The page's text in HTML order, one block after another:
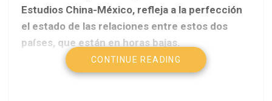
Estudios China-México, refleja a la perfección
el estado de las relaciones entre estos dos
países, que están en horas bajas.
CONTINUE READING